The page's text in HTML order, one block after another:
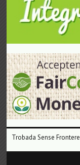
Trobada Sense